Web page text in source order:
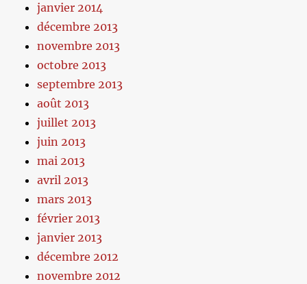
janvier 2014
décembre 2013
novembre 2013
octobre 2013
septembre 2013
août 2013
juillet 2013
juin 2013
mai 2013
avril 2013
mars 2013
février 2013
janvier 2013
décembre 2012
novembre 2012